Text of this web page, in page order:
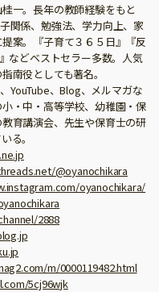
一。長年の教師経験をもと
関係、勉強法、学力向上、家
案。『子育て３６５日』『反
などベストセラー多数。人気
南役としても著名。
YouTube、Blog、メルマガな
・中・高等学校、幼稚園・保
育講演会、先生や保育士の研
る。
@oyanochikara
oyanochikara/
2888
m/0000119482.html
5cj96wjk